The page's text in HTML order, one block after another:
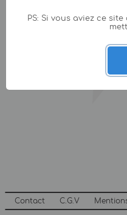
Contact C.G.V
PS: Si vous aviez ce